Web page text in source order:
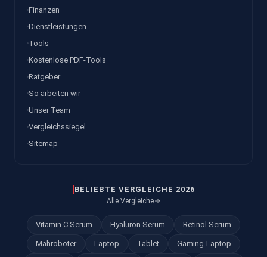
Finanzen
Dienstleistungen
Tools
Kostenlose PDF-Tools
Ratgeber
So arbeiten wir
Unser Team
Vergleichssiegel
Sitemap
BELIEBTE VERGLEICHE 2026
Alle Vergleiche
Vitamin C Serum Hyaluron Serum Retinol Serum
Mähroboter Laptop Tablet Gaming-Laptop